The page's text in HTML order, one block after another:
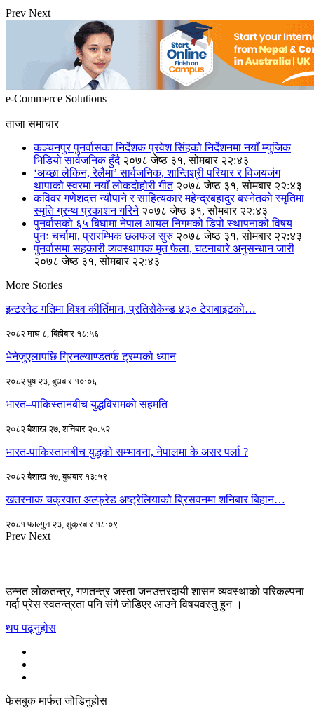
Prev Next
e-Commerce Solutions
ताजा समाचार
कञ्चनपुर पुनर्वासका निर्देशक प्रवेश सिंहको निर्देशनमा नयाँ म्युजिक
भिडियो सार्वजनिक हुँदै २०७८ जेष्ठ ३१, सोमबार २२:४३
‘अच्छा लेकिन, रेलैमा’ सार्वजनिक, शान्तिश्री परियार र विजयजंग
थापाको स्वरमा नयाँ लोकदोहोरी गीत २०७८ जेष्ठ ३१, सोमबार २२:४३
कविवर गणेशदत्त न्यौपाने र साहित्यकार महेन्द्रबहादुर बस्नेतको स्मृतिमा
स्मृति ग्रन्थ प्रकाशन गरिने २०७८ जेष्ठ ३१, सोमबार २२:४३
पुनर्वासको ६५ बिघामा नेपाल आयल निगमको डिपो स्थापनाको विषय
पुनः चर्चामा, प्रारम्भिक छलफल सुरु २०७८ जेष्ठ ३१, सोमबार २२:४३
पुनर्वासमा सहकारी व्यवस्थापक मृत फेला, घटनाबारे अनुसन्धान जारी
२०७८ जेष्ठ ३१, सोमबार २२:४३
More Stories
इन्टरनेट गतिमा विश्व कीर्तिमान, प्रतिसेकेन्ड ४३० टेराबाइटको…
२०८२ माघ ८, बिहीबार १८:५६
भेनेजुएलापछि ग्रिनल्याण्डतर्फ ट्रम्पको ध्यान
२०८२ पुष २३, बुधबार १०:०६
भारत–पाकिस्तानबीच युद्धविरामको सहमति
२०८२ बैशाख २७, शनिबार २०:५२
भारत-पाकिस्तानबीच युद्धको सम्भावना, नेपालमा के असर पर्ला ?
२०८२ बैशाख १७, बुधबार १३:५९
खतरनाक चक्रवात अल्फ्रेड अष्ट्रेलियाको ब्रिसवनमा शनिबार बिहान…
२०८१ फाल्गुन २३, शुक्रबार १८:०९
Prev Next
उन्नत लोकतन्त्र, गणतन्त्र जस्ता जनउत्तरदायी शासन व्यवस्थाको परिकल्पना
गर्दा प्रेस स्वतन्त्रता पनि संगै जोडिएर आउने विषयवस्तु हुन ।
थप पढ्नुहोस
फेसबुक मार्फत जोडिनुहोस